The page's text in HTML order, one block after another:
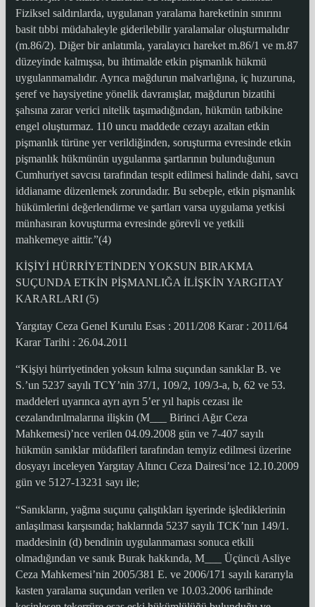
Fiziksel saldırılarda, uygulanan yaralama hareketinin sınırını
basit tıbbi müdahaleyle giderilebilir yaralamalar oluşturmalıdır
(m.86/2). Diğer bir anlatımla, yaralayıcı hareket m.86/1 ve m.87
düzeyinde kalmışsa, bu ihtimalde etkin pişmanlık hükmü
uygulanmamalıdır. Ayrıca mağdurun malvarlığına, iç huzuruna,
şeref ve haysiyetine yönelik davranışlar, mağdurun bizatihi
şahsına zarar verici nitelik taşımadığından, hükmün tatbikine
engel oluşturmaz. 110 uncu maddede cezayı azaltan etkin
pişmanlık türüne yer verildiğinden, soruşturma evresinde etkin
pişmanlık hükmünün uygulanma şartlarının bulunduğunun
Cumhuriyet savcısı tarafından tespit edilmesi halinde dahi, savcı
iddianame düzenlemek zorundadır. Bu sebeple, etkin pişmanlık
hükümlerini değerlendirme ve şartları varsa uygulama yetkisi
münhasıran kovuşturma evresinde görevli ve yetkili
mahkemeye aittir.”(4)
KİŞİYİ HÜRRİYETİNDEN YOKSUN BIRAKMA
SUÇUNDA ETKİN PİŞMANLIĞA İLİŞKİN YARGITAY
KARARLARI (5)
Yargıtay Ceza Genel Kurulu Esas : 2011/208 Karar : 2011/64
Karar Tarihi : 26.04.2011
“Kişiyi hürriyetinden yoksun kılma suçundan sanıklar B. ve
S.’un 5237 sayılı TCY’nin 37/1, 109/2, 109/3-a, b, 62 ve 53.
maddeleri uyarınca ayrı ayrı 5’er yıl hapis cezası ile
cezalandırılmalarına ilişkin (M___ Birinci Ağır Ceza
Mahkemesi)’nce verilen 04.09.2008 gün ve 7-407 sayılı
hükmün sanıklar müdafileri tarafından temyiz edilmesi üzerine
dosyayı inceleyen Yargıtay Altıncı Ceza Dairesi’nce 12.10.2009
gün ve 5127-13231 sayı ile;
“Sanıkların, yağma suçunu çalıştıkları işyerinde işlediklerinin
anlaşılması karşısında; haklarında 5237 sayılı TCK’nın 149/1.
maddesinin (d) bendinin uygulanmaması sonuca etkili
olmadığından ve sanık Burak hakkında, M___ Üçüncü Asliye
Ceza Mahkemesi’nin 2005/381 E. ve 2006/171 sayılı kararıyla
kasten yaralama suçundan verilen ve 10.03.2006 tarihinde